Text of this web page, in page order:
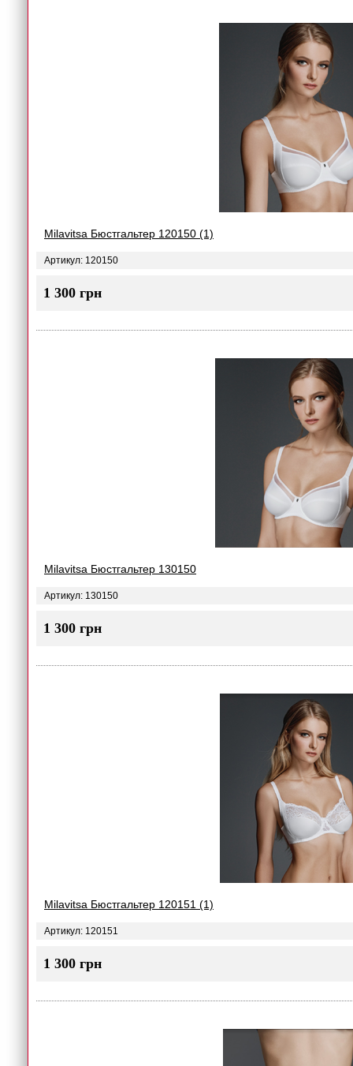
Milavitsa Бюстгальтер 120150 (1)
Артикул: 120150
1 300 грн
Milavitsa Бюстгальтер 130150
Артикул: 130150
1 300 грн
Milavitsa Бюстгальтер 120151 (1)
Артикул: 120151
1 300 грн